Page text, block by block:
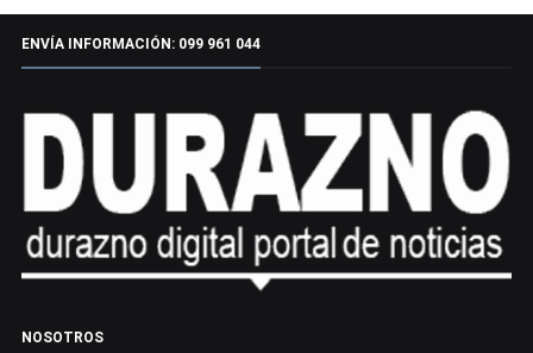
ENVÍA INFORMACIÓN: 099 961 044
NOSOTROS